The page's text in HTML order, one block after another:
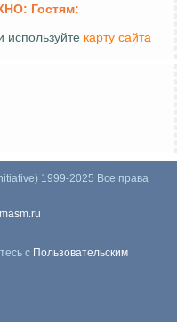
Гостям:
используйте карту сайта
1999-2025 Все права
с Пользовательским